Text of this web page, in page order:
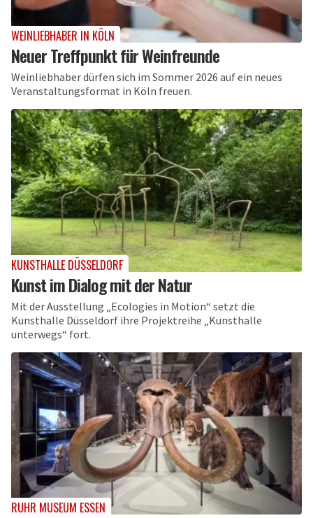
WEINLIEBHABER IN KÖLN
Neuer Treffpunkt für Weinfreunde
Weinliebhaber dürfen sich im Sommer 2026 auf ein neues
Veranstaltungsformat in Köln freuen.
KUNSTHALLE DÜSSELDORF
Kunst im Dialog mit der Natur
Mit der Ausstellung „Ecologies in Motion“ setzt die
Kunsthalle Düsseldorf ihre Projektreihe „Kunsthalle
unterwegs“ fort.
RUHR MUSEUM ESSEN